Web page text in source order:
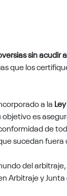
sin acudir
que los
a la
es
de
sucedan fuera
del
Arbitraje y